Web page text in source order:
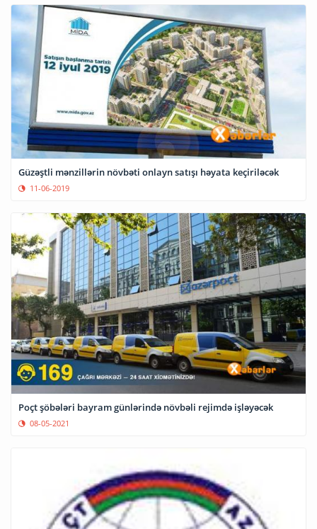
Güzəştli mənzillərin növbəti onlayn satışı həyata keçiriləcək
11-06-2019
Poçt şöbələri bayram günlərində növbəli rejimdə işləyəcək
08-05-2021